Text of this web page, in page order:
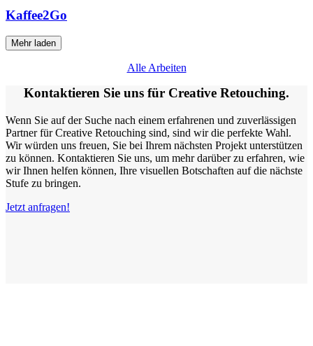
Kaffee2Go
Mehr laden
Alle Arbeiten
Kontaktieren Sie uns für Creative Retouching.
Wenn Sie auf der Suche nach einem erfahrenen und zuverlässigen
Partner für Creative Retouching sind, sind wir die perfekte Wahl.
Wir würden uns freuen, Sie bei Ihrem nächsten Projekt unterstützen
zu können. Kontaktieren Sie uns, um mehr darüber zu erfahren, wie
wir Ihnen helfen können, Ihre visuellen Botschaften auf die nächste
Stufe zu bringen.
Jetzt anfragen!